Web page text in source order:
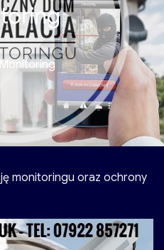
Monitoring
monitoringu oraz ochrony